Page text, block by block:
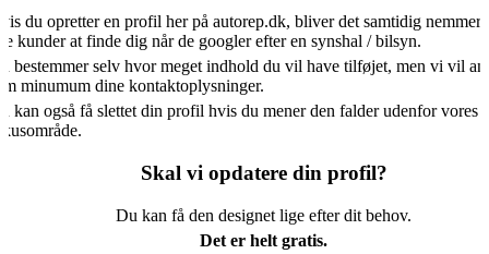
du opretter en profil her på autorep.dk, bliver det samtidig
kunder at finde dig når de googler efter en synshal / bilsyn.
bestemmer selv hvor meget indhold du vil have tilføjet, men vi vil
minumum dine kontaktoplysninger.
kan også få slettet din profil hvis du mener den falder udenfor vores
Skal vi opdatere din profil?
Du kan få den designet lige efter dit behov.
Det er helt gratis.